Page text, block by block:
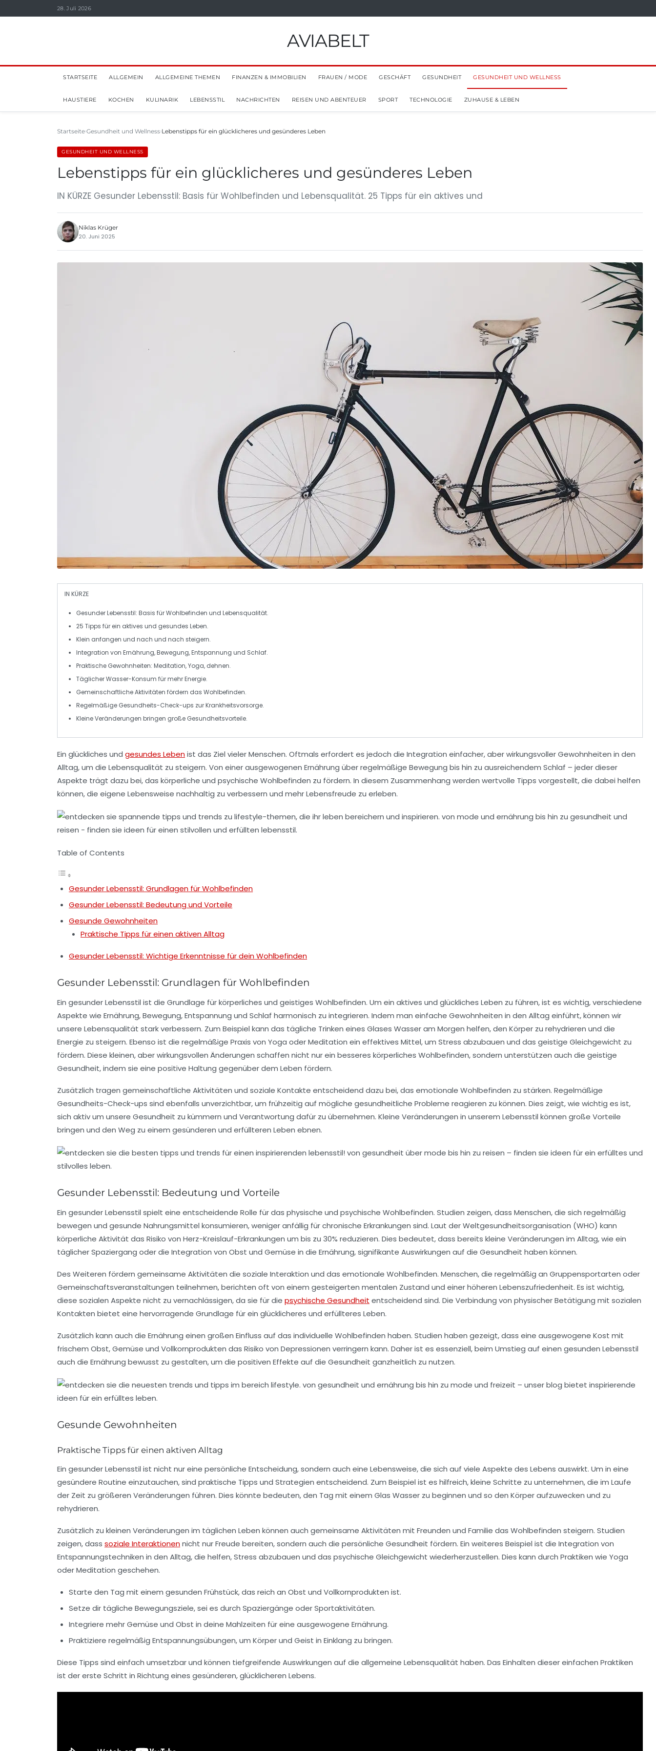
28. Juli 2026
AVIABELT
STARTSEITE ALLGEMEIN ALLGEMEINE THEMEN FINANZEN & IMMOBILIEN FRAUEN / MODE GESCHÄFT GESUNDHEIT GESUNDHEIT UND WELLNESS
HAUSTIERE KOCHEN KULINARIK LEBENSSTIL NACHRICHTEN REISEN UND ABENTEUER SPORT TECHNOLOGIE ZUHAUSE & LEBEN
Startseite Gesundheit und Wellness Lebenstipps für ein glücklicheres und gesünderes Leben
GESUNDHEIT UND WELLNESS
Lebenstipps für ein glücklicheres und gesünderes Leben
IN KÜRZE Gesunder Lebensstil: Basis für Wohlbefinden und Lebensqualität. 25 Tipps für ein aktives und
Niklas Krüger
20. Juni 2025
IN KÜRZE
Gesunder Lebensstil: Basis fürWohlbefinden und Lebensqualität.
25 Tipps für ein aktives und gesundes Leben.
Klein anfangen und nach und nach steigern.
Integration von Ernährung,Bewegung,Entspannung und Schlaf.
Praktische Gewohnheiten: Meditation,Yoga, dehnen.
TäglicherWasser-Konsum für mehrEnergie.
Gemeinschaftliche Aktivitäten fördern das Wohlbefinden.
Regelmäßige Gesundheits-Check-ups zurKrankheitsvorsorge.
Kleine Veränderungen bringen große Gesundheitsvorteile.
Ein glückliches und gesundes Lebenist das Ziel vieler Menschen. Oftmals erfordert es jedoch die Integration einfacher, aber wirkungsvollerGewohnheiten in den
Alltag, um die Lebensqualität zu steigern. Von einerausgewogenen Ernährung über regelmäßige Bewegung bis hin zu ausreichendem Schlaf – jeder dieser
Aspekte trägt dazu bei, das körperliche und psychische Wohlbefinden zu fördern. In diesem Zusammenhang werden wertvolle Tipps vorgestellt, die dabei helfen
können, die eigene Lebensweise nachhaltig zu verbessern und mehrLebensfreude zu erleben.
Table of Contents
Gesunder Lebensstil: Grundlagen für Wohlbefinden
Gesunder Lebensstil: Bedeutung und Vorteile
Gesunde Gewohnheiten
Praktische Tipps für einen aktiven Alltag
Gesunder Lebensstil: Wichtige Erkenntnisse für dein Wohlbefinden
Gesunder Lebensstil: Grundlagen für Wohlbefinden
Ein gesunder Lebensstil ist die Grundlage für körperliches und geistiges Wohlbefinden. Um ein aktives und glückliches Leben zu führen, ist es wichtig, verschiedene
Aspekte wie Ernährung,Bewegung,Entspannung und Schlaf harmonisch zu integrieren. Indem man einfache Gewohnheiten in den Alltag einführt, können wir
unsere Lebensqualität stark verbessern. Zum Beispiel kann das tägliche Trinken eines Glases Wasser am Morgen helfen, den Körper zu rehydrieren und die
Energie zu steigern. Ebenso ist die regelmäßige Praxis von Yoga oderMeditation ein effektives Mittel, um Stress abzubauen und das geistige Gleichgewicht zu
fördern. Diese kleinen, aber wirkungsvollen Änderungen schaffen nicht nur ein besseres körperliches Wohlbefinden, sondern unterstützen auch die geistige
Gesundheit, indem sie eine positive Haltung gegenüber dem Leben fördern.
Zusätzlich tragen gemeinschaftliche Aktivitäten und soziale Kontakte entscheidend dazu bei, das emotionale Wohlbefinden zu stärken. Regelmäßige
Gesundheits-Check-ups sind ebenfalls unverzichtbar, um frühzeitig auf mögliche gesundheitliche Probleme reagieren zu können. Dies zeigt, wie wichtig es ist,
sich aktiv um unsere Gesundheit zu kümmern und Verantwortung dafür zu übernehmen. Kleine Veränderungen in unserem Lebensstil können große Vorteile
bringen und den Weg zu einem gesünderen und erfüllteren Leben ebnen.
Gesunder Lebensstil: Bedeutung und Vorteile
Ein gesunder Lebensstil spielt eine entscheidende Rolle für das physische und psychische Wohlbefinden. Studien zeigen, dass Menschen, die sich regelmäßig
bewegen und gesunde Nahrungsmittel konsumieren, weniger anfällig für chronische Erkrankungen sind. Laut derWeltgesundheitsorganisation (WHO) kann
körperliche Aktivität das Risiko von Herz-Kreislauf-Erkrankungen um bis zu 30% reduzieren. Dies bedeutet, dass bereits kleine Veränderungen im Alltag, wie ein
täglicher Spaziergang oder die Integration von Obst und Gemüse in die Ernährung, signifikante Auswirkungen auf die Gesundheit haben können.
Des Weiteren fördern gemeinsame Aktivitäten die soziale Interaktion und das emotionale Wohlbefinden. Menschen, die regelmäßig an Gruppensportarten oder
Gemeinschaftsveranstaltungen teilnehmen, berichten oft von einem gesteigerten mentalen Zustand und einer höheren Lebenszufriedenheit. Es ist wichtig,
diese sozialen Aspekte nicht zu vernachlässigen, da sie für die psychische Gesundheit entscheidend sind. Die Verbindung von physischer Betätigung mit sozialen
Kontakten bietet eine hervorragende Grundlage für ein glücklicheres und erfüllteres Leben.
Zusätzlich kann auch die Ernährung einen großen Einfluss auf das individuelle Wohlbefinden haben. Studien haben gezeigt, dass eine ausgewogene Kost mit
frischem Obst, Gemüse und Vollkornprodukten das Risiko von Depressionen verringern kann. Daher ist es essenziell, beim Umstieg auf einen gesunden Lebensstil
auch die Ernährung bewusst zu gestalten, um die positiven Effekte auf die Gesundheit ganzheitlich zu nutzen.
Gesunde Gewohnheiten
Praktische Tipps für einen aktiven Alltag
Ein gesunder Lebensstil ist nicht nur eine persönliche Entscheidung, sondern auch eine Lebensweise, die sich auf viele Aspekte des Lebens auswirkt. Um in eine
gesündere Routine einzutauchen, sind praktische Tipps und Strategien entscheidend. Zum Beispiel ist es hilfreich, kleine Schritte zu unternehmen, die im Laufe
der Zeit zu größeren Veränderungen führen. Dies könnte bedeuten, den Tag mit einem Glas Wasser zu beginnen und so den Körper aufzuwecken und zu
rehydrieren.
Zusätzlich zu kleinen Veränderungen im täglichen Leben können auch gemeinsame Aktivitäten mit Freunden und Familie das Wohlbefinden steigern. Studien
zeigen, dass soziale Interaktionennicht nur Freude bereiten, sondern auch die persönliche Gesundheit fördern. Ein weiteres Beispiel ist die Integration von
Entspannungstechniken in den Alltag, die helfen, Stress abzubauen und das psychische Gleichgewicht wiederherzustellen. Dies kann durch Praktiken wie Yoga
oderMeditation geschehen.
Starte den Tag mit einem gesunden Frühstück, das reich an Obst und Vollkornprodukten ist.
Setze dir tägliche Bewegungsziele, sei es durch Spaziergänge oder Sportaktivitäten.
Integriere mehrGemüse und Obst in deine Mahlzeiten für eine ausgewogene Ernährung.
Praktiziere regelmäßig Entspannungsübungen, um Körper und Geist in Einklang zu bringen.
Diese Tipps sind einfach umsetzbar und können tiefgreifende Auswirkungen auf die allgemeine Lebensqualität haben. Das Einhalten dieser einfachen Praktiken
ist der erste Schritt in Richtung eines gesünderen, glücklicheren Lebens.